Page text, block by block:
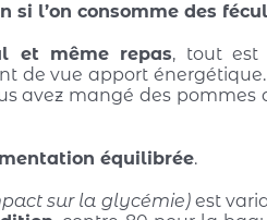
si l’on consomme des
et même repas, tout
de vue apport
avez mangé des pommes
équilibrée.
sur la glycémie)est